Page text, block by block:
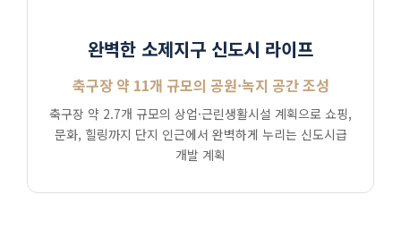
완벽한 소제지구 신도시 라이프
축구장 약 11개 규모의 공원·녹지 공간 조성
축구장 약 2.7개 규모의 상업·근린생활시설 계획으로 쇼핑,
문화, 힐링까지 단지 인근에서 완벽하게 누리는 신도시급
개발 계획